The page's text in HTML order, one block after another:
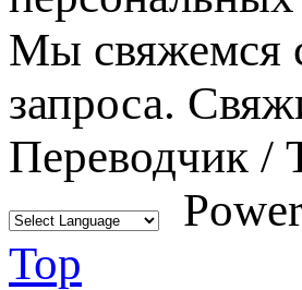
Мы свяжемся
запроса.
Переводчик /
Top